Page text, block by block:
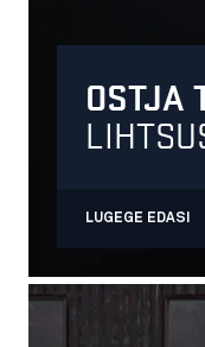
OSTJA
LUGEGE EDASI